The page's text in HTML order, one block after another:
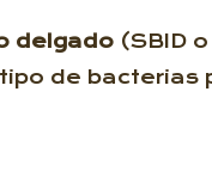
delgado (SBID
de bacterias